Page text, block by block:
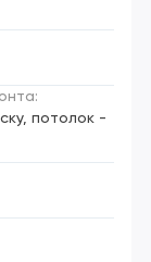
потолок -